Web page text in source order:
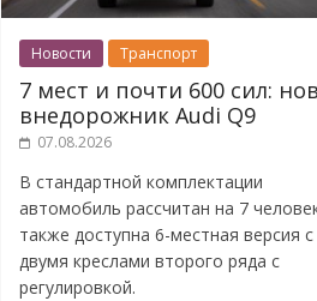
Новости Транспорт
7 мест и почти 600 сил:
внедорожник Audi Q9
07.08.2026
В стандартной комплектации
автомобиль рассчитан на 7
также доступна 6-местная версия с
двумя креслами второго ряда с
регулировкой.